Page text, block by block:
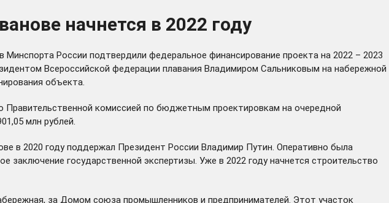
начнется в 2022 году
России подтвердили федеральное финансирование проекта на 2022 – 2023
Всероссийской федерации плавания Владимиром Сальниковым на набережной
объекта.
комиссией по бюджетным проектировкам на очередной
млн рублей.
в 2020 годуподдержал Президент России Владимир Путин. Оперативно была
заключение государственной экспертизы. Уже в 2022 году начнется строительство
за Домом союза промышленников и предпринимателей. Этот участок